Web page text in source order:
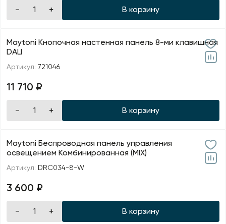
В корзину
Maytoni Кнопочная настенная панель 8-ми клавишная
DALI
Артикул: 721046
11 710 ₽
В корзину
Maytoni Беспроводная панель управления
освещением Комбинированная (MIX)
Артикул: DRC034-8-W
3 600 ₽
В корзину